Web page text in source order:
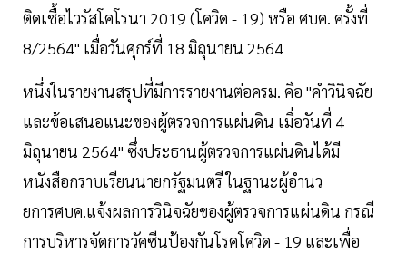
ติดเชื้อไวรัสโคโรนา 2019 (โควิด - 19) หรือ ศบค. ครั้งที่
8/2564" เมื่อวันศุกร์ที่ 18 มิถุนายน 2564
หนึ่งในรายงานสรุปที่มีการรายงานต่อครม. คือ "คำวินิจฉัย
และข้อเสนอแนะของผู้ตรวจการแผ่นดิน เมื่อวันที่ 4
มิถุนายน 2564" ซึ่งประธานผู้ตรวจการแผ่นดินได้มี
หนังสือกราบเรียนนายกรัฐมนตรี ในฐานะผู้อำนว
ยการศบค.แจ้งผลการวินิจฉัยของผู้ตรวจการแผ่นดิน กรณี
การบริหารจัดการวัคซีนป้องกันโรคโควิด - 19 และเพื่อ